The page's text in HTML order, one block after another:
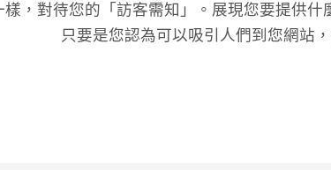
，對待您的「訪客需知」。展現您要提供什
只要是您認為可以吸引人們到您網站